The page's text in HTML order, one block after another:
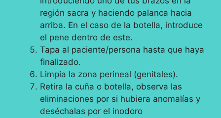
región sacra y haciendo palanca hacia
arriba. En el caso de la botella, introduce
el pene dentro de este.
Tapa al paciente/persona hasta que haya
finalizado.
Limpia la zona perineal (genitales).
Retira la cuña o botella, observa las
eliminaciones por si hubiera anomalías y
deséchalas por el inodoro